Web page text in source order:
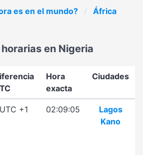
es en el mundo?
África
en Nigeria
Hora
exacta
Ciudades
UTC +1 02:09:05
Lagos
Kano